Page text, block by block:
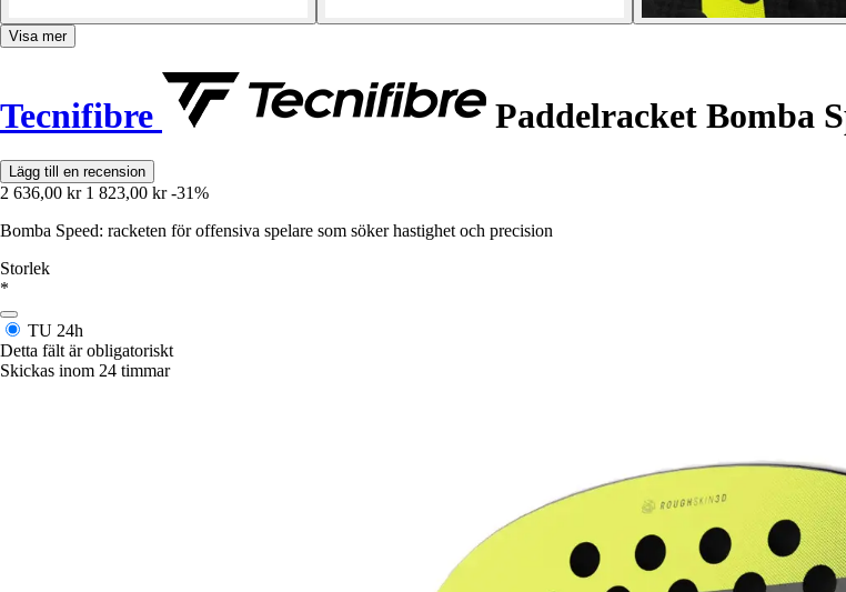
Visa mer
Tecnifibre Paddelracket Bomba
Lägg till en recension
2 636,00 kr 1 823,00 kr -31%
Bomba Speed: racketen för offensiva spelare som söker hastighet och precision
Storlek
*
TU 24h
Detta fält är obligatoriskt
Skickas inom 24 timmar